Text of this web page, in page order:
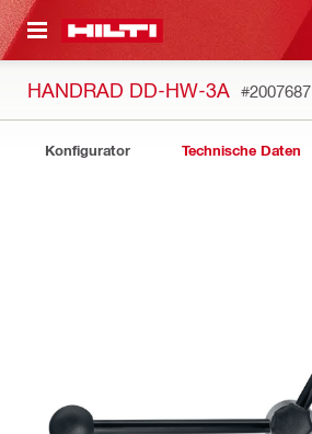
HANDRAD DD-HW-3A #2007687
Konfigurator Technische Daten